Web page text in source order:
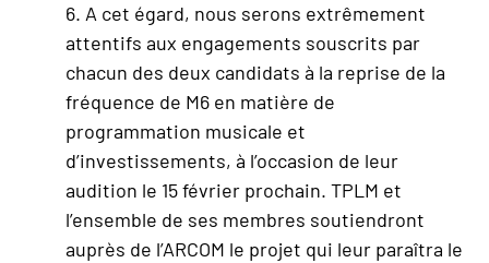
6. A cet égard, nous serons extrêmement
attentifs aux engagements souscrits par
chacun des deux candidats à la reprise de la
fréquence de M6 en matière de
programmation musicale et
d’investissements, à l’occasion de leur
audition le 15 février prochain. TPLM et
l’ensemble de ses membres soutiendront
auprès de l’ARCOM le projet qui leur paraîtra le